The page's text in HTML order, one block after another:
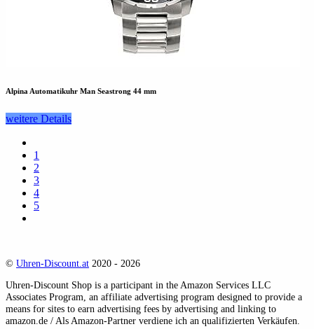
Alpina Automatikuhr Man Seastrong 44 mm
weitere Details
1
2
3
4
5
© Uhren-Discount.at 2020 - 2026
Uhren-Discount Shop is a participant in the Amazon Services LLC
Associates Program, an affiliate advertising program designed to provide a
means for sites to earn advertising fees by advertising and linking to
amazon.de / Als Amazon-Partner verdiene ich an qualifizierten Verkäufen.